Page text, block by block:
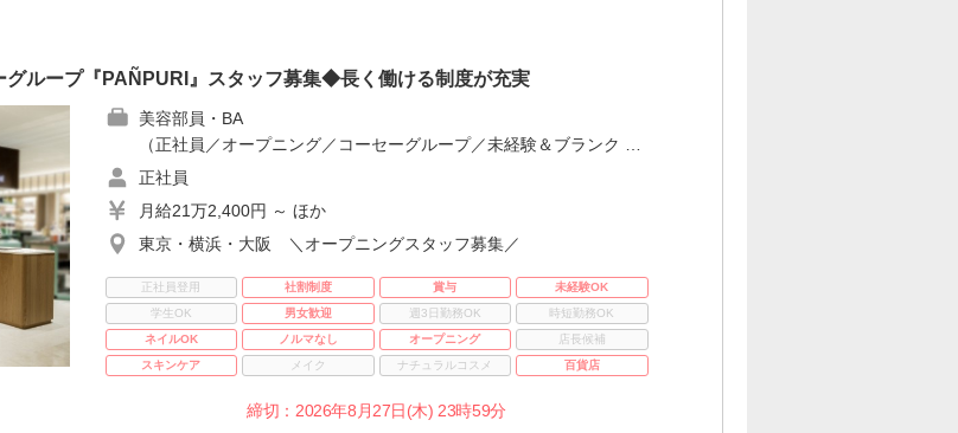
グループ『PAÑPURI』スタッフ募集◆長く働ける制度が充実
美容部員・BA
（正社員／オープニング／コーセーグループ／未経験＆ブランク …
正社員
月給21万2,400円 ～ ほか
東京・横浜・大阪 ＼オープニングスタッフ募集／
正社員登用 社割制度 賞与
未経験OK
学生OK
男女歓迎 週3日勤務OK
時短勤務OK
ネイルOK
ノルマなし オープニング
店長候補
スキンケア
メイク ナチュラルコスメ 百貨店
締切：2026年8月27日(木) 23時59分